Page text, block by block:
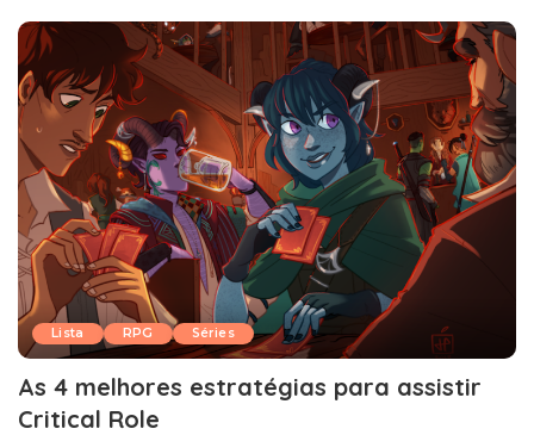
Lista RPG Séries
As 4 melhores estratégias para assistir
Critical Role